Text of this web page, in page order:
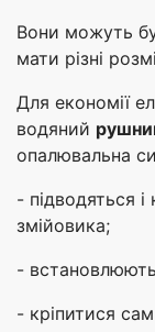
Вони можуть
мати різні
Для економії
водяний
опалювальна
- підводяться
змійовика;
-
- кріпитися